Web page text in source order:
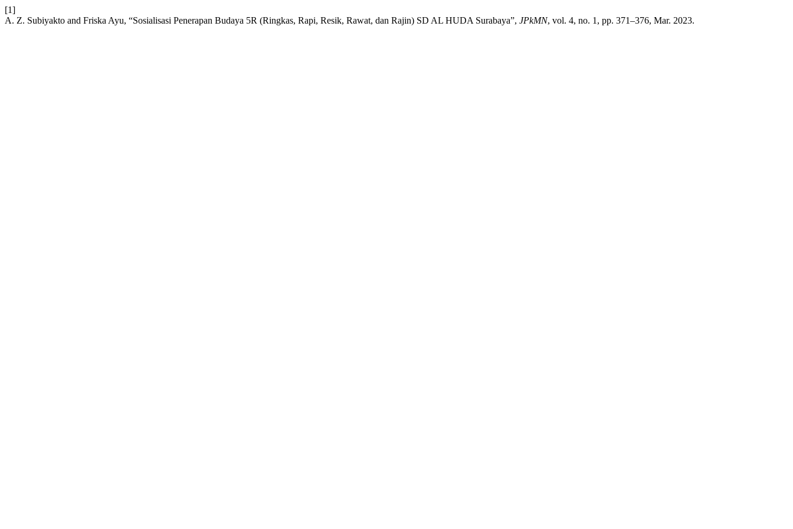
[1]
A. Z. Subiyakto and Friska Ayu, “Sosialisasi Penerapan Budaya 5R (Ringkas, Rapi, Resik, Rawat, dan Rajin) SD AL HUDA Surabaya”, JPkMN, vol. 4, no. 1, pp. 371–376, Mar. 2023.